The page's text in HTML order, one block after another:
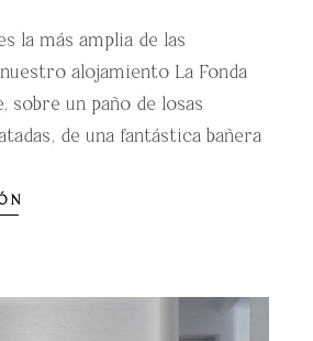
la más amplia de las
alojamiento La Fonda
sobre un paño de losas
de una fantástica bañera